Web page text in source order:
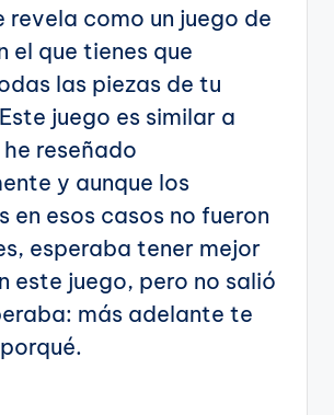
revela como un juego de
el que tienes que
las piezas de tu
juego es similar a
reseñado
y aunque los
en esos casos no fueron
esperaba tener mejor
este juego, pero no salió
más adelante te